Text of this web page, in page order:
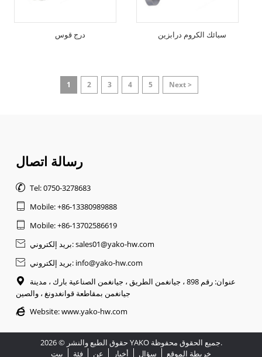
درج قوس سبائك الكروم درابزين
1 2 3 4 5 Next >
رسالة اتصال
 Tel: 0750-3278683
 Mobile: +86-13380989888
 Mobile: +86-13702586619
 بريد إلكتروني: sales01@yako-hw.com
 بريد إلكتروني: info@yako-hw.com

عنوان: رقم 898 ، جيانغمن الطريق ، جيانغمن الصناعية بارك ، مدينة
جيانغمن بمقاطعة قوانغدونغ ، والصين
 Website:www.yako-hw.com
حقوق الطبع والنشر © 2026 YAKO جميع الحقوق محفوظة.
بيت
فئة عن أخبار سؤال خريطة الموقع